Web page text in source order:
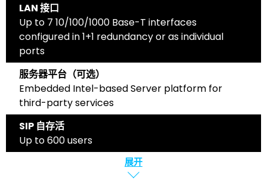
LAN 接口
Up to 7 10/100/1000 Base-T interfaces
configured in 1+1 redundancy or as individual
ports
服务器平台（可选）
Embedded Intel-based Server platform for
third-party services
SIP 自存活
Up to 600 users
展开